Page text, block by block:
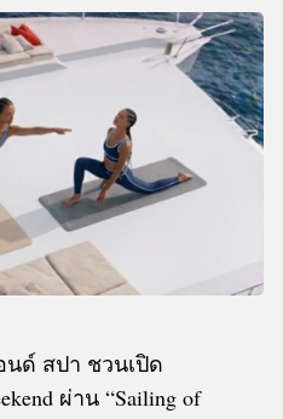
ด์ สปา ชวนเปิด
ผ่าน “Sailing of